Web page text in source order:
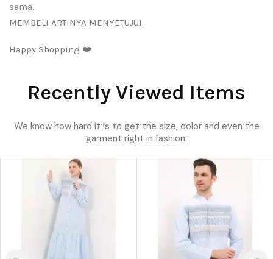
sama.
MEMBELI ARTINYA MENYETUJUI.
Happy Shopping ❤️
Recently Viewed Items
We know how hard it is to get the size, color and even the
garment right in fashion.